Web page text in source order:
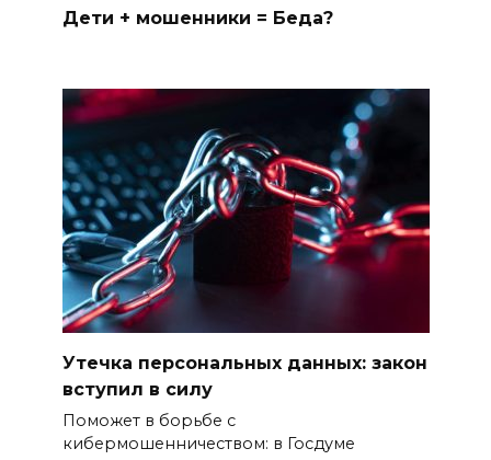
Дети + мошенники = Беда?
Утечка персональных данных: закон
вступил в силу
Поможет в борьбе с
кибермошенничеством: в Госдуме